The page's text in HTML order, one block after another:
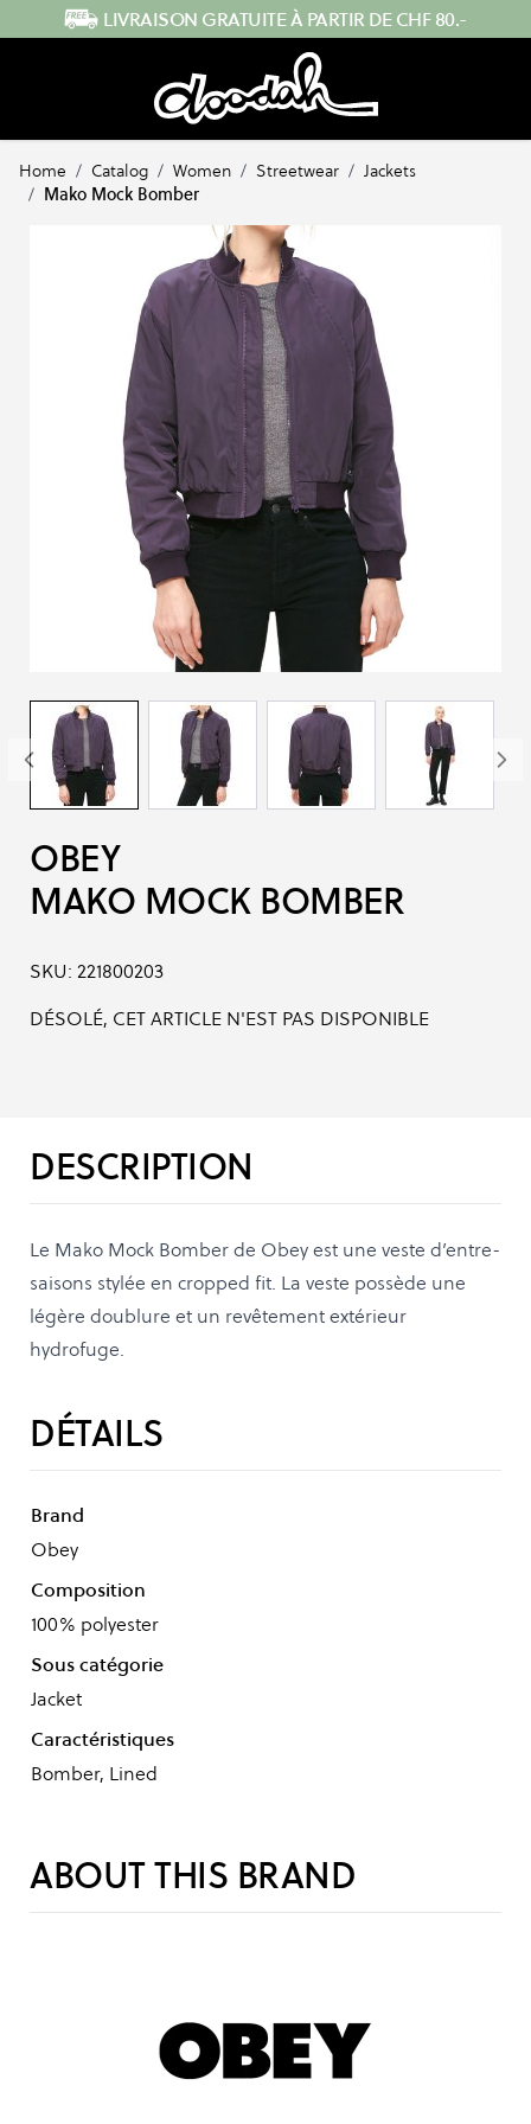
Skip to Content ENVOI RAPIDE DEPUIS LA SUISSE
Home / Catalog / Women / Streetwear / Jackets
/ Mako Mock Bomber
OBEY
MAKO MOCK BOMBER
SKU: 221800203
DÉSOLÉ, CET ARTICLE N'EST PAS DISPONIBLE
DESCRIPTION
Le Mako Mock Bomber de Obey est une veste d’entre-
saisons stylée en cropped fit. La veste possède une
légère doublure et un revêtement extérieur
hydrofuge.
DÉTAILS
Brand
Obey
Composition
100% polyester
Sous catégorie
Jacket
Caractéristiques
Bomber, Lined
ABOUT THIS BRAND